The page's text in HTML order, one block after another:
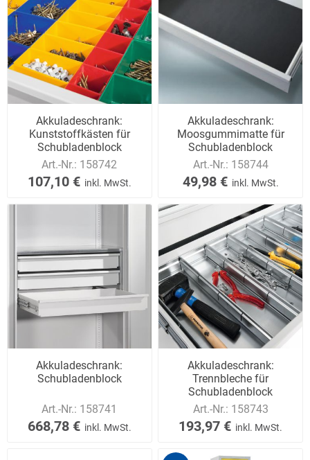
Akkuladeschrank:
Kunststoffkästen für
Schubladenblock
Art.-Nr.: 158742
107,10 € inkl. MwSt.
Akkuladeschrank:
Moosgummimatte für
Schubladenblock
Art.-Nr.: 158744
49,98 € inkl. MwSt.
Akkuladeschrank:
Schubladenblock
Art.-Nr.: 158741
668,78 € inkl. MwSt.
Akkuladeschrank:
Trennbleche für
Schubladenblock
Art.-Nr.: 158743
193,97 € inkl. MwSt.